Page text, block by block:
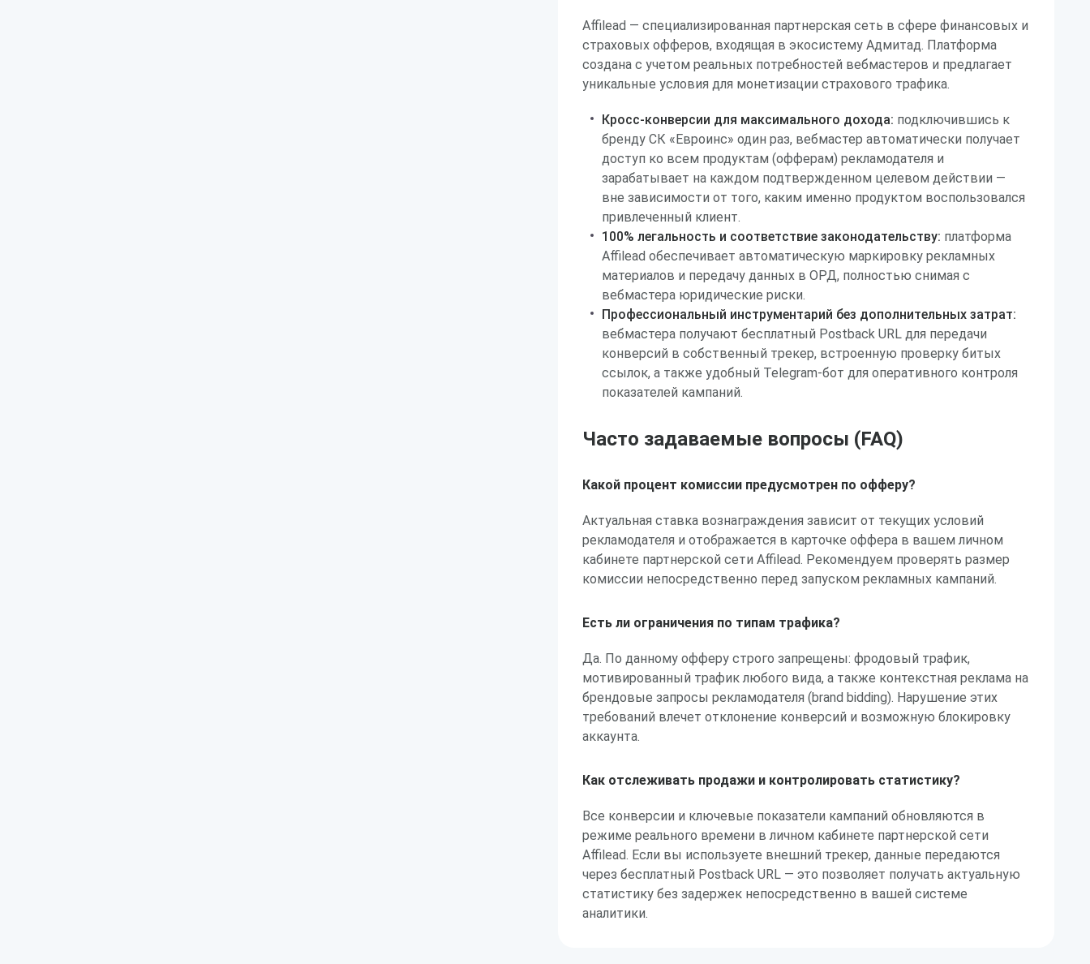
Affilead — специализированная партнерская сеть в сфере финансовых и
страховых офферов, входящая в экосистему Адмитад. Платформа
создана с учетом реальных потребностей вебмастеров и предлагает
уникальные условия для монетизации страхового трафика.
Кросс-конверсии для максимального дохода: подключившись к
бренду СК «Евроинс» один раз, вебмастер автоматически получает
доступ ко всем продуктам (офферам) рекламодателя и
зарабатывает на каждом подтвержденном целевом действии —
вне зависимости от того, каким именно продуктом воспользовался
привлеченный клиент.
100% легальность и соответствие законодательству: платформа
Affilead обеспечивает автоматическую маркировку рекламных
материалов и передачу данных в ОРД, полностью снимая с
вебмастера юридические риски.
Профессиональный инструментарий без дополнительных затрат:
вебмастера получают бесплатный Postback URL для передачи
конверсий в собственный трекер, встроенную проверку битых
ссылок, а также удобный Telegram-бот для оперативного контроля
показателей кампаний.
Часто задаваемые вопросы (FAQ)
Какой процент комиссии предусмотрен по офферу?
Актуальная ставка вознаграждения зависит от текущих условий
рекламодателя и отображается в карточке оффера в вашем личном
кабинете партнерской сети Affilead. Рекомендуем проверять размер
комиссии непосредственно перед запуском рекламных кампаний.
Есть ли ограничения по типам трафика?
Да. По данному офферу строго запрещены: фродовый трафик,
мотивированный трафик любого вида, а также контекстная реклама на
брендовые запросы рекламодателя (brand bidding). Нарушение этих
требований влечет отклонение конверсий и возможную блокировку
аккаунта.
Как отслеживать продажи и контролировать статистику?
Все конверсии и ключевые показатели кампаний обновляются в
режиме реального времени в личном кабинете партнерской сети
Affilead. Если вы используете внешний трекер, данные передаются
через бесплатный Postback URL — это позволяет получать актуальную
статистику без задержек непосредственно в вашей системе
аналитики.